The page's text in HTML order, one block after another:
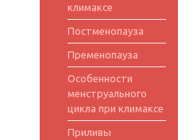
климаксе
Постменопауза
Пременопауза
Особенности
менструального
цикла при климаксе
Приливы